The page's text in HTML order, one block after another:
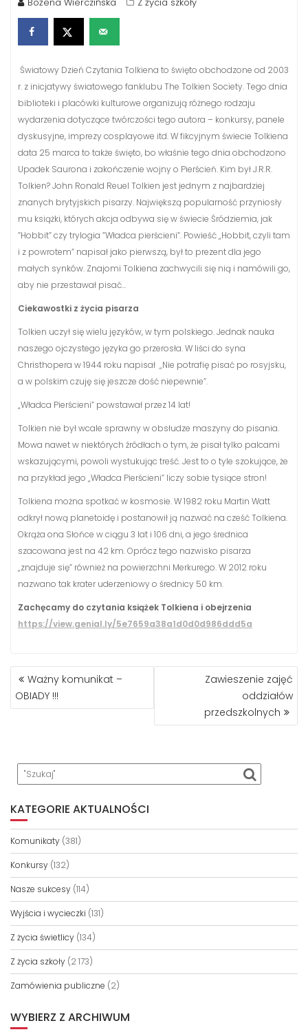
Światowy Dzień Czytania Tolkiena to święto obchodzone od 2003
r. z inicjatywy światowego fanklubu The Tolkien Society. Tego dnia
biblioteki i placówki kulturowe organizują różnego rodzaju
wydarzenia dotyczące twórczości tego autora – konkursy, panele
dyskusyjne, imprezy cosplayowe itd. W fikcyjnym świecie Tolkiena
data 25 marca to także święto, bo właśnie tego dnia obchodzono
Upadek Saurona i zakończenie wojny o Pierścień. Kim był J.R.R.
Tolkien? John Ronald Reuel Tolkien jest jednym z najbardziej
znanych brytyjskich pisarzy. Największą popularność przyniosły
mu książki, których akcja odbywa się w świecie Śródziemia, jak
”Hobbit” czy trylogia ”Władca pierścieni”. Powieść „Hobbit, czyli tam
i z powrotem” napisał jako pierwszą, był to prezent dla jego
małych synków. Znajomi Tolkiena zachwycili się nią i namówili go,
aby nie przestawał pisać…
Ciekawostki z życia pisarza
Tolkien uczył się wielu języków, w tym polskiego. Jednak nauka
naszego ojczystego języka go przerosła. W liści do syna
Christhopera w 1944 roku napisał „Nie potrafię pisać po rosyjsku,
a w polskim czuję się jeszcze dość niepewnie”.
„Władca Pierścieni” powstawał przez 14 lat!
Tolkien nie był wcale sprawny w obsłudze maszyny do pisania.
Mowa nawet w niektórych źródłach o tym, że pisał tylko palcami
wskazującymi, powoli wystukując treść. Jest to o tyle szokujące, że
na przykład jego „Władca Pierścieni” liczy sobie tysiące stron!
Tolkiena można spotkać w kosmosie. W 1982 roku Martin Watt
odkrył nową planetoidę i postanowił ją nazwać na cześć Tolkiena.
Okrąża ona Słońce w ciągu 3 lat i 106 dni, a jego średnica
szacowana jest na 42 km. Oprócz tego nazwisko pisarza
„znajduje się” również na powierzchni Merkurego. W 2012 roku
nazwano tak krater uderzeniowy o średnicy 50 km.
Zachęcamy do czytania książek Tolkiena i obejrzenia
https://view.genial.ly/5e7659a38a1d0d0d986ddd5a
NAWIGACJA
WPISU
Ważny komunikat –
OBIADY !!!
Zawieszenie zajęć
oddziałów
przedszkolnych
KATEGORIE AKTUALNOŚCI
Komunikaty (381)
Konkursy (132)
Nasze sukcesy (114)
Wyjścia i wycieczki (131)
Z życia świetlicy (134)
Z życia szkoły (2 173)
Zamówienia publiczne (2)
WYBIERZ Z ARCHIWUM